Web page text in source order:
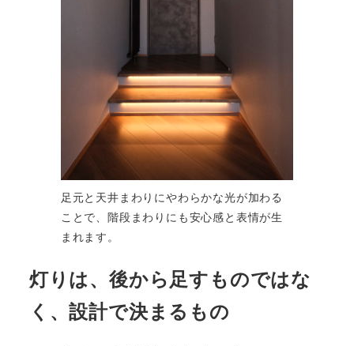
足元と天井まわりにやわらかな光が加わる
ことで、階段まわりにも安心感と表情が生
まれます。
灯りは、後から足すものではな
く、設計で決まるもの